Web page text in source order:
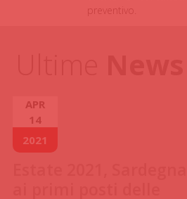
preventivo.
APR
14
2021